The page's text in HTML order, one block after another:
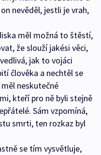
nevěděl, jestli je vrah,
měl možná to štěstí,
že slouží jakési věci,
jak to vojáci
člověka a nechtěl se
neskutečné
kteří pro ně byli stejně
Sám vzpomíná,
smrti, ten rozkaz byl
se tím vysvětluje,